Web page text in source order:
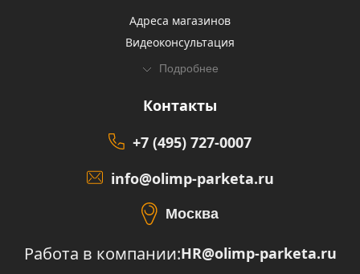
Адреса магазинов
Видеоконсультация
Подробнее
Контакты
+7 (495) 727-0007
info@olimp-parketa.ru
Москва
Работа в компании:HR@olimp-parketa.ru